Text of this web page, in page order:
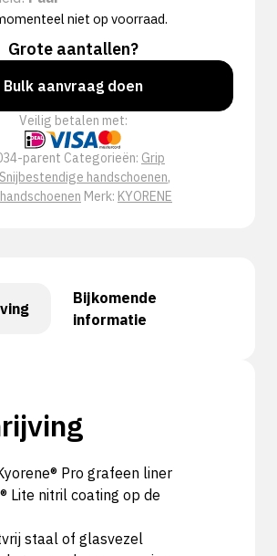
niet op voorraad.
Grote aantallen?
Bulk aanvraag doen
Veilig betalen met:
parent Categorieën: Grip
Snijbestendige handschoenen,
Merk: KYORENE
Bijkomende
informatie
Pro grafeen liner
Lite nitril coating op de
staal of glasvezel